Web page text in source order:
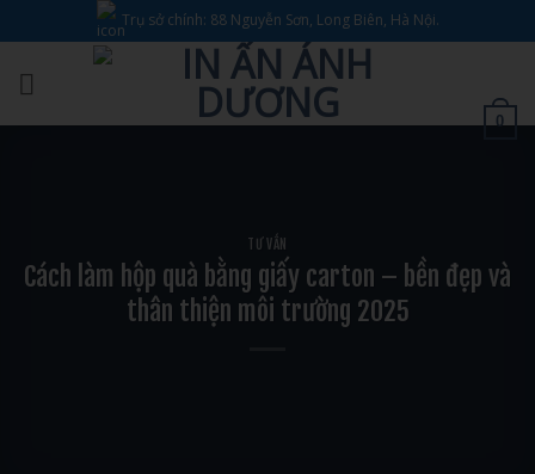
qua
nội
dung
Trụ sở chính: 88 Nguyễn Sơn, Long Biên, Hà Nội.
0
TƯ VẤN
Cách làm hộp quà bằng giấy carton – bền đẹp và
thân thiện môi trường 2025